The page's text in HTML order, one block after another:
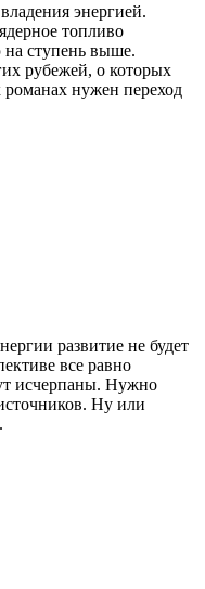
энергией.
топливо
ступень выше.
рубежей, о которых
нужен переход
развитие не будет
все равно
исчерпаны. Нужно
Ну или